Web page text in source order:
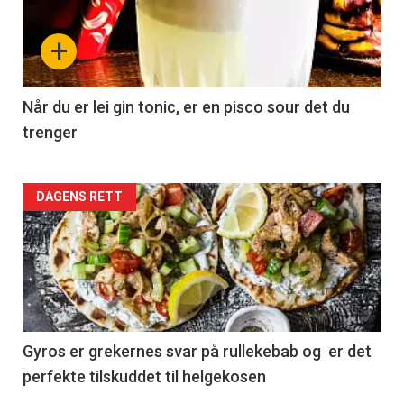
+
Når du er lei gin tonic, er en pisco sour det du
trenger
Forsiden
akkurat
nå
-
2
DAGENS RETT
Gyros er grekernes svar på rullekebab og er det
perfekte tilskuddet til helgekosen